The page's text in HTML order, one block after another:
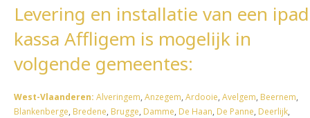
Levering en installatie van een ipad
kassa Affligem is mogelijk in
volgende gemeentes:
West-Vlaanderen: Alveringem, Anzegem, Ardooie, Avelgem, Beernem,
Blankenberge, Bredene, Brugge, Damme, De Haan, De Panne, Deerlijk,